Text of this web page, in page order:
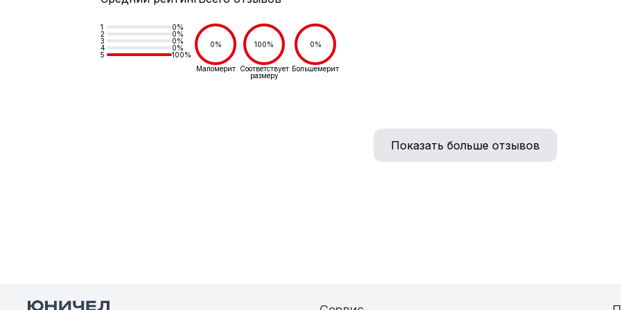
1
0%
2
0%
3
0%
4
0%
5
100%
0%
Маломерит
100%
Соответствует
размеру
0%
Большемерит
Показать больше отзывов